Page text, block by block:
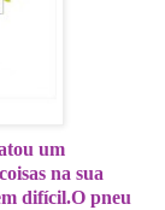
um
na sua
difícil.O pneu